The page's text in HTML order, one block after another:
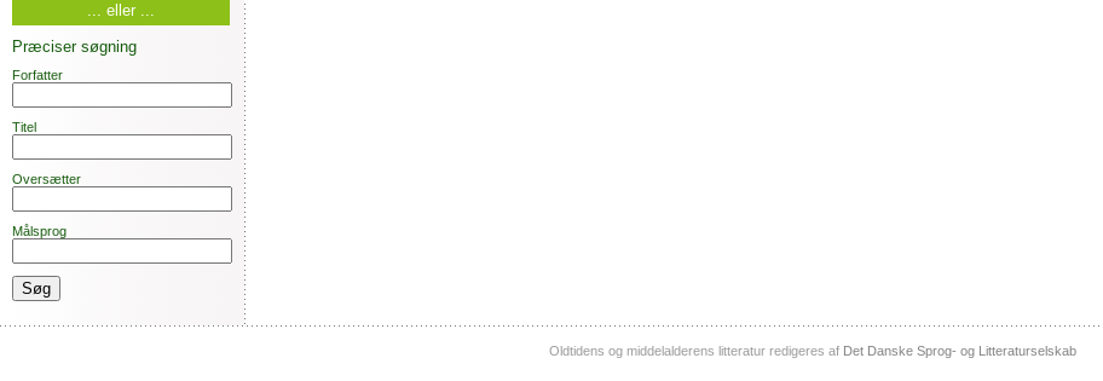
... eller ...
Præciser søgning
Forfatter
Titel
Oversætter
Målsprog
Oldtidens og middelalderens litteratur redigeres af Det Danske Sprog- og Litteraturselskab